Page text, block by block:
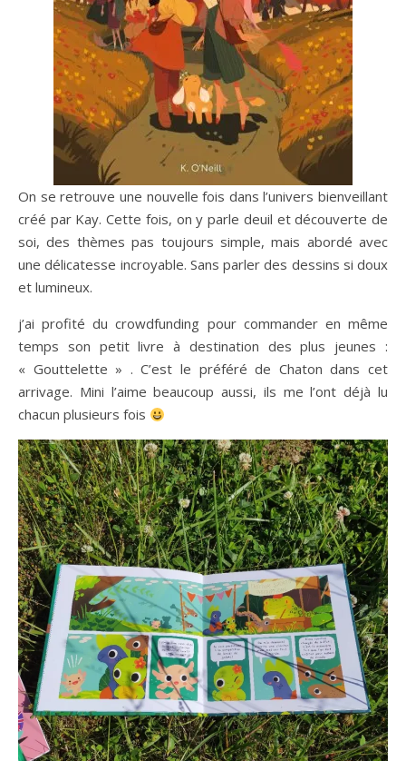
On se retrouve une nouvelle fois dans l’univers bienveillant
créé par Kay. Cette fois, on y parle deuil et découverte de
soi, des thèmes pas toujours simple, mais abordé avec
une délicatesse incroyable. Sans parler des dessins si doux
et lumineux.
j’ai profité du crowdfunding pour commander en même
temps son petit livre à destination des plus jeunes :
« Gouttelette » . C’est le préféré de Chaton dans cet
arrivage. Mini l’aime beaucoup aussi, ils me l’ont déjà lu
chacun plusieurs fois